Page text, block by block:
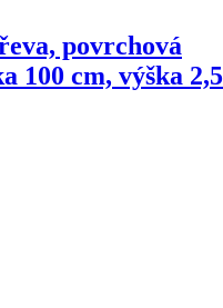
povrchová
100 cm, výška 2,5